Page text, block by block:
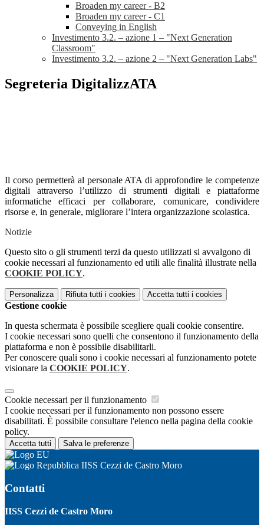
Broaden my career - B2
Broaden my career - C1
Conveying in English
Investimento 3.2. – azione 1 – "Next Generation
Classroom"
Investimento 3.2. – azione 2 – "Next Generation Labs"
Segreteria DigitalizzATA
Il corso permetterà al personale ATA di approfondire le competenze
digitali attraverso l’utilizzo di strumenti digitali e piattaforme
informatiche efficaci per collaborare, comunicare, condividere
risorse e, in generale, migliorare l’intera organizzazione scolastica.
Notizie
Questo sito o gli strumenti terzi da questo utilizzati si avvalgono di
cookie necessari al funzionamento ed utili alle finalità illustrate nella
COOKIE POLICY.
Personalizza Rifiuta tutti i cookies Accetta tutti i cookies
Gestione cookie
In questa schermata è possibile scegliere quali cookie consentire.
I cookie necessari sono quelli che consentono il funzionamento della
piattaforma e non è possibile disabilitarli.
Per conoscere quali sono i cookie necessari al funzionamento potete
visionare la COOKIE POLICY.
Cookie necessari per il funzionamento
I cookie necessari per il funzionamento non possono essere
disabilitati. È possibile consultare l'elenco nella pagina della cookie
policy.
Accetta tutti Salva le preferenze
IISS Cezzi de Castro Moro
Contatti
IISS Cezzi de Castro Moro